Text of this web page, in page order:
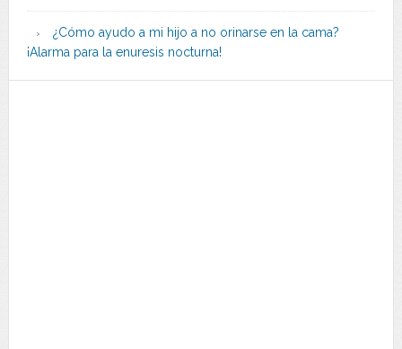
¿Cómo ayudo a mi hijo a no orinarse en la cama?
¡Alarma para la enuresis nocturna!